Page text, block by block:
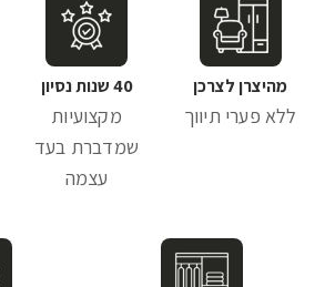
מהיצרן לצרכן
ללא פערי תיווך
40 שנות נסיון
מקצועיות
שמדברת בעד
עצמה